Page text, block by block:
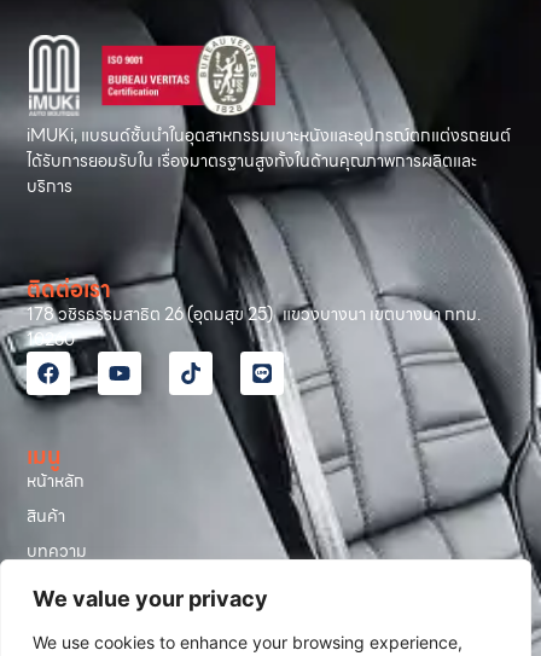
We value your privacy
We use cookies to enhance your browsing experience,
iMUKi, แบรนด์ชั้นนำในอุตสาหกรรมเบาะหนังและอุปกรณ์ตกแต่งรถยนต์
ได้รับการยอมรับใน เรื่องมาตรฐานสูงทั้งในด้านคุณภาพการผลิตและ
บริการ
เมนู
หน้าหลัก
สินค้า
บทความ
รีวิวลูกค้า
ติดต่อเรา
178 วชิรธรรมสาธิต 26 (อุดมสุข 25) แขวงบางนา เขตบางนา กทม.
10260